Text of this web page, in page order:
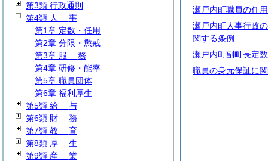
瀬戸内町職員の任
瀬戸内町人事行政
関する条例
瀬戸内町副町長定
職員の身元保証に
第3類 行政通則
第4類 人 事
第1章 定数・任用
第2章 分限・懲戒
第3章 服 務
第4章 研修・能率
第5章 職員団体
第6章 福利厚生
第5類 給 与
第6類 財 務
第7類 教 育
第8類 厚 生
第9類 産 業